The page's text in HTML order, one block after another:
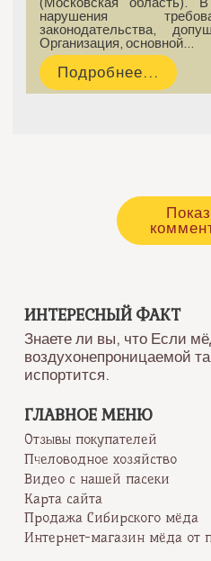
нарушения
законодательства,
Организация, основной…
Подробнее...
ИНТЕРЕСНЫЙ ФАКТ
Знаете ли вы, что Если
воздухонепроницаемой
испортится.
ГЛАВНОЕ МЕНЮ
Отзывы покупателей
Пчеловодное хозяйство
Видео с нашей пасеки
Карта сайта
Продажа Сибирского мёда
Интернет-магазин мёда от